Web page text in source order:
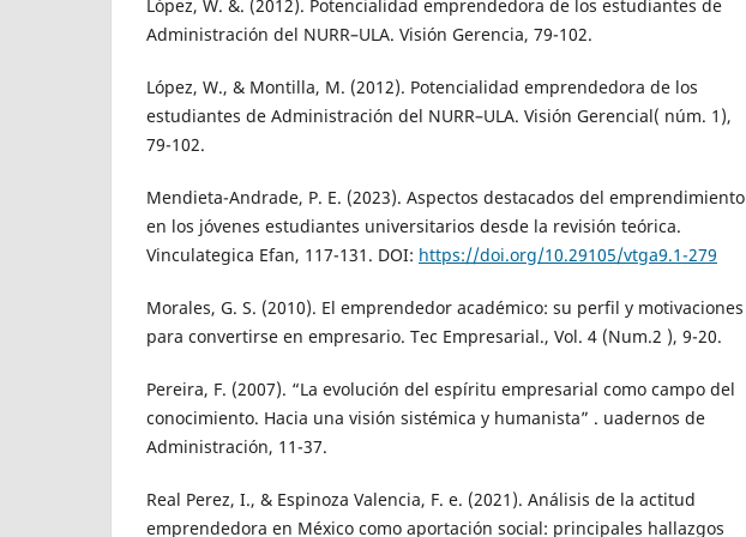
López, W. &. (2012). Potencialidad emprendedora de los estudiantes de
Administración del NURR–ULA. Visión Gerencia, 79-102.
López, W., & Montilla, M. (2012). Potencialidad emprendedora de los
estudiantes de Administración del NURR–ULA. Visión Gerencial( núm. 1),
79-102.
Mendieta-Andrade, P. E. (2023). Aspectos destacados del emprendimiento
en los jóvenes estudiantes universitarios desde la revisión teórica.
Vinculategica Efan, 117-131. DOI: https://doi.org/10.29105/vtga9.1-279
Morales, G. S. (2010). El emprendedor académico: su perfil y motivaciones
para convertirse en empresario. Tec Empresarial., Vol. 4 (Num.2 ), 9-20.
Pereira, F. (2007). “La evolución del espíritu empresarial como campo del
conocimiento. Hacia una visión sistémica y humanista” . uadernos de
Administración, 11-37.
Real Perez, I., & Espinoza Valencia, F. e. (2021). Análisis de la actitud
emprendedora en México como aportación social: principales hallazgos